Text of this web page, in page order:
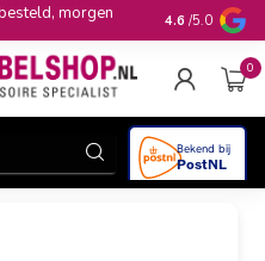
morgen 10+jaar
4.6 /5.0
0